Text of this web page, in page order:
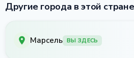
Другие города в этой стране
Марсель ВЫ ЗДЕСЬ